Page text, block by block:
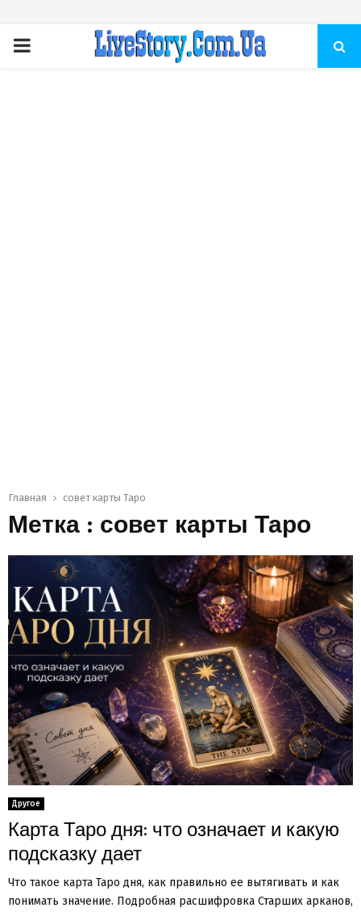
ПЕРВИЧНОЕ
Главная совет карты Таро
Метка : совет карты Таро
Другое
Карта Таро дня: что означает и какую
подсказку дает
Что такое карта Таро дня, как правильно ее вытягивать и как
понимать значение. Подробная расшифровка Старших арканов,